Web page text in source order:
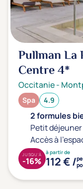
Sport
Yoga
Offres spéciales
Vente Flash &
Offres
Distance de chez
Établissements
Pullman La
Centre4*
Occitanie-
Spa 4.9
2 formules
Petit
Accès à
à partir de
112 € /
JUSQU'À
-16%